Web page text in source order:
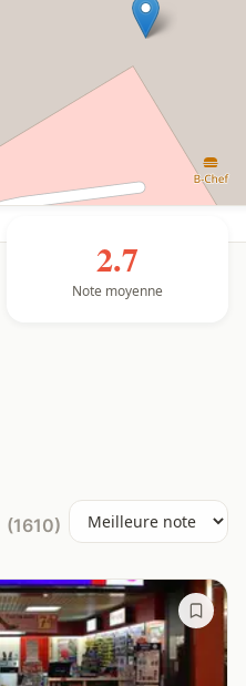
2.7
Note moyenne
(1610)